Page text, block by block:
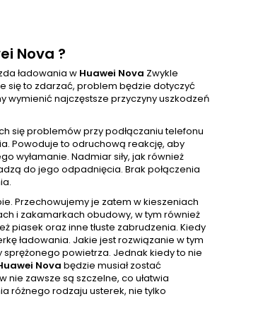
Nova ?
ładowania w Huawei Nova Zwykle
się to zdarzać, problem będzie dotyczyć
wymienić najczęstsze przyczyny uszkodzeń
się problemów przy podłączaniu telefonu
Powoduje to odruchową reakcję, aby
wyłamanie. Nadmiar siły, jak również
do jego odpadnięcia. Brak połączenia
Przechowujemy je zatem w kieszeniach
i zakamarkach obudowy, w tym również
piasek oraz inne tłuste zabrudzenia. Kiedy
ładowania. Jakie jest rozwiązanie w tym
powietrza. Jednak kiedy to nie
Nova będzie musiał zostać
nie zawsze są szczelne, co ułatwia
różnego rodzaju usterek, nie tylko